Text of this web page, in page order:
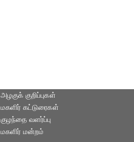
அழகுக் குறிப்புகள்
மகளிர் கட்டுரைகள்
குழந்தை வளர்ப்பு
மகளிர் மன்றம்